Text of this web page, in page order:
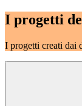
I progetti
I progetti creati dai